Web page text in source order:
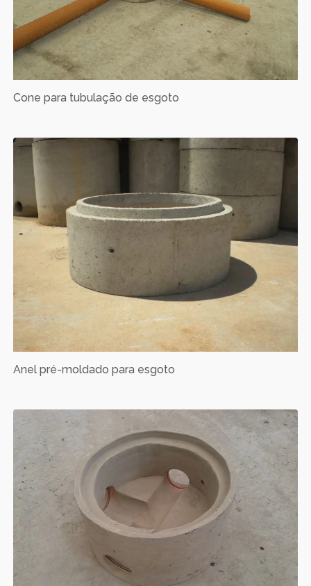
Cone para tubulação de esgoto
Anel pré-moldado para esgoto